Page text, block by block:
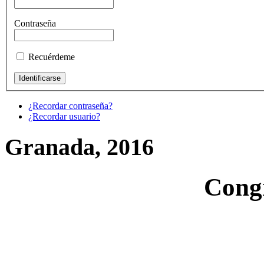
Contraseña
Recuérdeme
¿Recordar contraseña?
¿Recordar usuario?
Granada, 2016